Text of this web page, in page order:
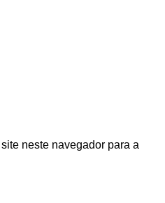
neste navegador para a